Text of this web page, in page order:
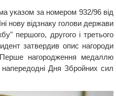
указом за номером 932/96 від
нову відзнаку голови держави
першого, другого і третього
затвердив опис нагороди
нагородження медаллю
Дня Збройних сил